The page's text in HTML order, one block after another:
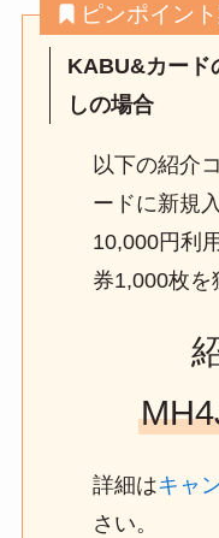
ピンポイン
KABU&カード
しの場合
以下の紹介
ードに新規
10,000円利
券1,000枚を
詳細はキャ
さい。